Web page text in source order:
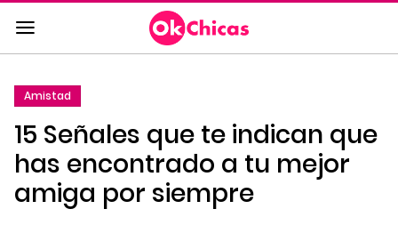
Saltar
al
contenido
la
navegación
principal
Amistad
15 Señales que te indican que
has encontrado a tu mejor
amiga por siempre